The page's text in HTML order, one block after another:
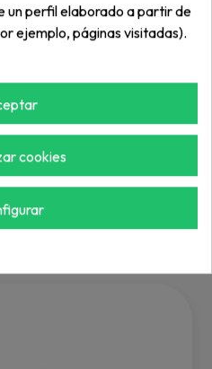
sesión
un perfil elaborado a partir de
ejemplo, páginas visitadas).
cookies